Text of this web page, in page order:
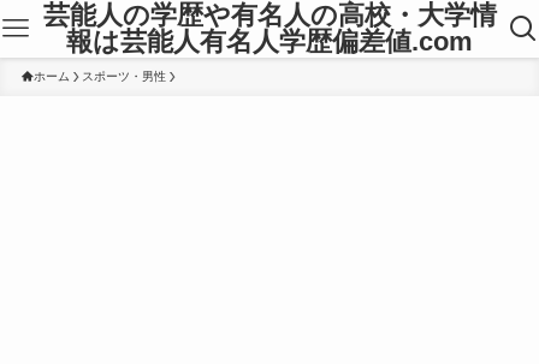
芸能人の学歴や有名人の高校・大学情
報は芸能人有名人学歴偏差値.com
ホーム スポーツ・男性